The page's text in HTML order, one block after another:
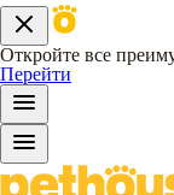
Откройте все
Перейти